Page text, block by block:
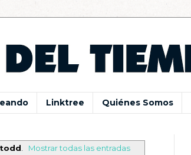
Linktree Quiénes Somos
Mostrar todas las entradas